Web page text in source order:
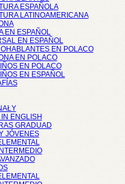
ESPAÑOLA
LATINOAMERICANA
EN ESPAÑOL
EN ESPAÑOL
EN POLACO
EN POLACO
EN POLACO
EN ESPAÑOL
IN ENGLISH
GRADUAD
JÓVENES